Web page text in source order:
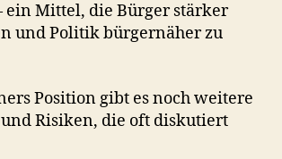
Mittel, die Bürger stärker
und Politik bürgernäher zu
Position gibt es noch weitere
Risiken, die oft diskutiert